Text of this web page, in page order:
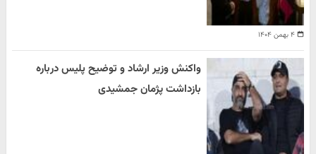
۴ بهمن ۱۴۰۴
واکنش وزیر ارشاد و توضیح پلیس درباره
بازداشت پژمان جمشیدی